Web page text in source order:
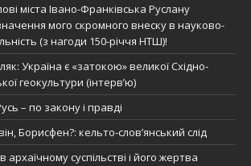
міста Івано-Франківська Руслану
мого скромного внеску в науково-
(з нагоди 150-річчя НТШ)!
Україна є «затокою» великої Східно-
геокультури (інтерв’ю)
– по закону і правді
Борисфен?: кельто-слов’янський слід
архаїчному суспільстві і його жертва